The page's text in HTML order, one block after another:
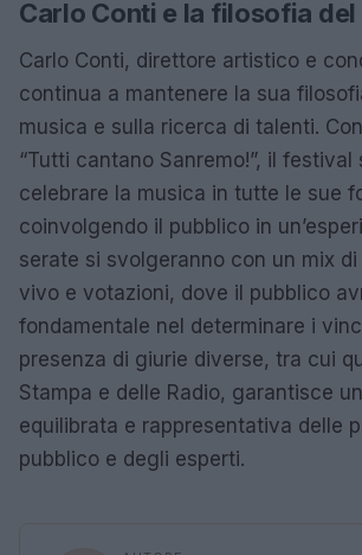
Carlo Conti e la filosofia
Carlo Conti, direttore artistico e
continua a mantenere la sua
musica e sulla ricerca di talenti.
“Tutti cantano Sanremo!”, il festival
celebrare la musica in tutte le sue
coinvolgendo il pubblico in
serate si svolgeranno con un mix di
vivo e votazioni, dove il pubblico
fondamentale nel determinare i
presenza di giurie diverse, tra cui
Stampa e delle Radio, garantisce
equilibrata e rappresentativa delle
pubblico e degli esperti.